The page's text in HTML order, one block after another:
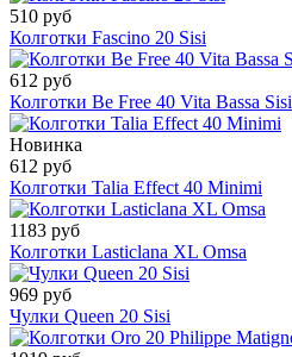
510 руб
Колготки Fascino 20 Sisi
612 руб
Колготки Be Free 40 Vita Bassa Sisi
Новинка
612 руб
Колготки Talia Effect 40 Minimi
1183 руб
Колготки Lasticlana XL Omsa
969 руб
Чулки Queen 20 Sisi